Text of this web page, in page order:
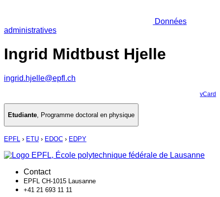
Données
administratives
Ingrid Midtbust Hjelle
ingrid.hjelle@epfl.ch
vCard
Etudiante, Programme doctoral en physique
EPFL › ETU › EDOC › EDPY
Contact
EPFL CH-1015 Lausanne
+41 21 693 11 11